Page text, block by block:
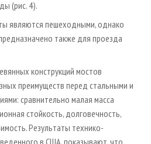
(рис. 4).
являются пешеходными, однако
также для проезда
конструкций мостов
преимуществ перед стальными и
сравнительно малая масса
стойкость, долговечность,
Результаты технико-